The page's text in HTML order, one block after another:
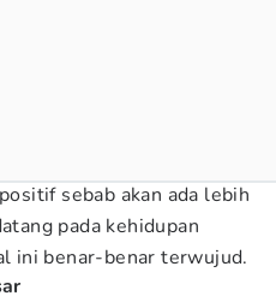
sebab akan ada lebih
pada kehidupan
ini benar-benar terwujud.